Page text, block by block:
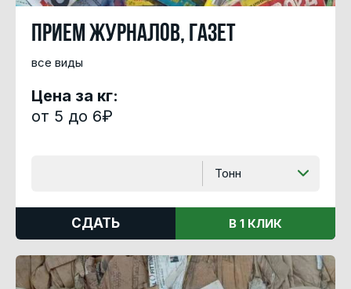
Прием журналов, газет
все виды
Цена за кг:
от 5 до 6₽
Тонн
СДАТЬ В 1 КЛИК